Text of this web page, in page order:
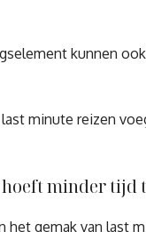
kunnen
minute reizen
minder tijd
het gemak van last